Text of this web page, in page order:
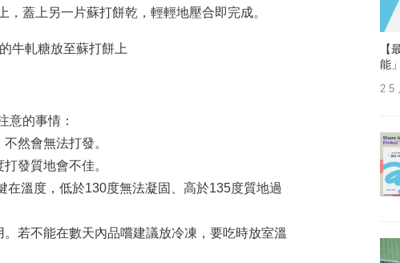
蓋上另一片蘇打餅乾，輕輕地壓合即完成。
意的事情：
然會無法打發。
發質地會不佳。
在溫度，低於130度無法凝固、高於135度質地過
若不能在數天內品嚐建議放冷凍，要吃時放室溫
【
能
2 5